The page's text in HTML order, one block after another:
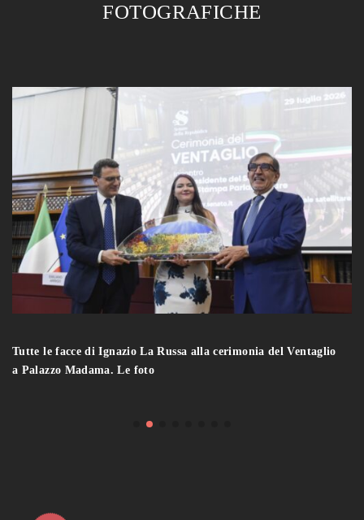
FOTOGRAFICHE
Tutte le facce di Ignazio La Russa alla cerimonia del Ventaglio
a Palazzo Madama. Le foto